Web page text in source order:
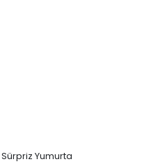
Yumurta